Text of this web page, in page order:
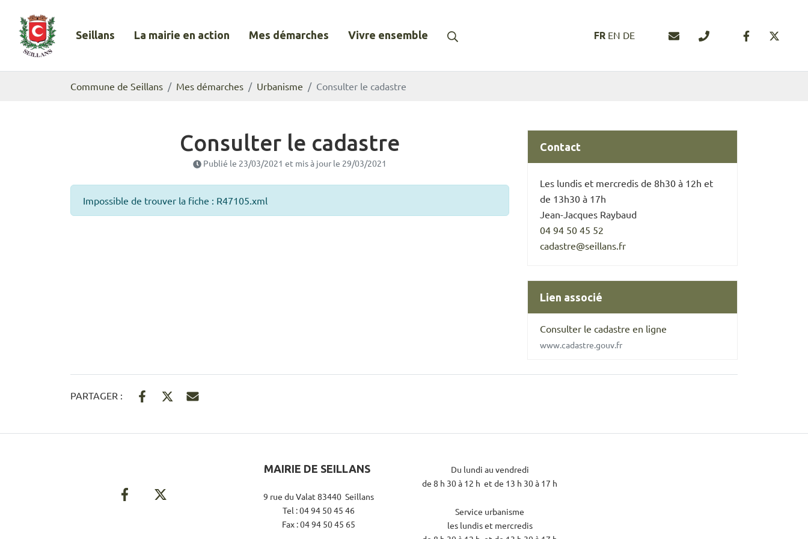
contenu Commune de Seillans
Seillans La mairie en action Mes démarches Vivre ensemble FR EN DE Nous contacter
04 94 50 45 46
Commune de Seillans Mes démarches Urbanisme Consulter le cadastre
Consulter le cadastre
Publié le 23/03/2021 et mis à jour le 29/03/2021
Impossible de trouver la fiche : R47105.xml
Contact
Les lundis et mercredis de 8h30 à 12h et
de 13h30 à 17h
Jean-Jacques Raybaud
04 94 50 45 52
cadastre@seillans.fr
Lien associé
Consulter le cadastre en ligne
www.cadastre.gouv.fr
PARTAGER :
MAIRIE DE SEILLANS
9 rue du Valat 83440 Seillans
Tel : 04 94 50 45 46
Fax : 04 94 50 45 65
Du lundi au vendredi
de 8 h 30 à 12 h et de 13 h 30 à 17 h
Service urbanisme
les lundis et mercredis